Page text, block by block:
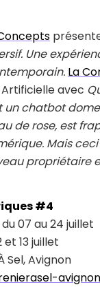
Une
La
avec
un chatbot
de rose, est
Mais
propriétaire
#4
07 au 24 juillet
et 13 juillet
Sel, Avignon